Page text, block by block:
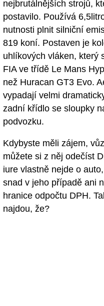
nejbrutálnějších strojů,
postavilo. Používá
nutnosti plnit silniční
819 koní. Postaven je
uhlíkových vláken, který
FIA ve třídě Le Mans
než Huracan GT3 Evo.
vypadají velmi
zadní křídlo se sloupky
podvozku.
Kdybyste měli zájem,
můžete si z něj odečíst
iure vlastně nejde o
snad v jeho případě ani
hranice odpočtu DPH.
najdou, že?